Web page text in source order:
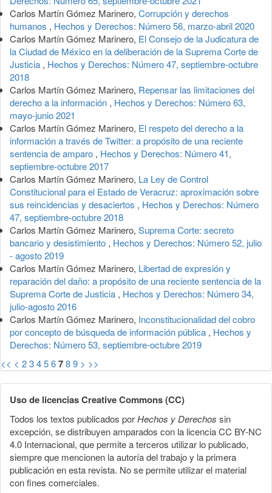
Carlos Martín Gómez Marinero, Corrupción y derechos
humanos , Hechos y Derechos: Número 56, marzo-abril 2020
Carlos Martín Gómez Marinero, El Consejo de la Judicatura de
la Ciudad de México en la deliberación de la Suprema Corte de
Justicia , Hechos y Derechos: Número 47, septiembre-octubre
2018
Carlos Martín Gómez Marinero, Repensar las limitaciones del
derecho a la información , Hechos y Derechos: Número 63,
mayo-junio 2021
Carlos Martín Gómez Marinero, El respeto del derecho a la
información a través de Twitter: a propósito de una reciente
sentencia de amparo , Hechos y Derechos: Número 41,
septiembre-octubre 2017
Carlos Martín Gómez Marinero, La Ley de Control
Constitucional para el Estado de Veracruz: aproximación sobre
sus reincidencias y desaciertos , Hechos y Derechos: Número
47, septiembre-octubre 2018
Carlos Martín Gómez Marinero, Suprema Corte: secreto
bancario y desistimiento , Hechos y Derechos: Número 52, julio
- agosto 2019
Carlos Martín Gómez Marinero, Libertad de expresión y
reparación del daño: a propósito de una reciente sentencia de la
Suprema Corte de Justicia , Hechos y Derechos: Número 34,
julio-agosto 2016
Carlos Martín Gómez Marinero, Inconstitucionalidad del cobro
por concepto de búsqueda de información pública , Hechos y
Derechos: Número 53, septiembre-octubre 2019
<< < 23456789 > >>
Uso de licencias Creative Commons (CC)
Todos los textos publicados porHechos y Derechos sin
excepción, se distribuyen amparados con la licencia CC BY-NC
4.0 Internacional, que permite a terceros utilizar lo publicado,
siempre que mencionen la autoría del trabajo y la primera
publicación en esta revista. No se permite utilizar el material
con fines comerciales.